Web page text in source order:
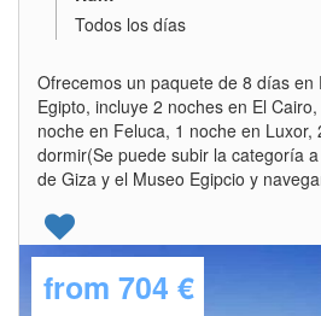
Todos los días
Ofrecemos un paquete de 8 días en
Egipto, incluye 2 noches en El
noche en Feluca, 1 noche en
dormir(Se puede subir la categoría
de Giza y el Museo Egipcio y
from 704 €